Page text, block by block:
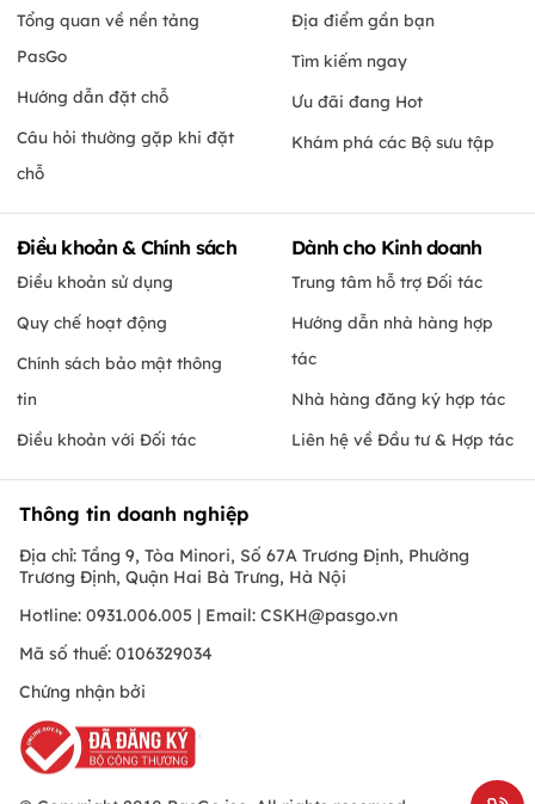
Tổng quan về nền tảng
PasGo
Hướng dẫn đặt chỗ
Câu hỏi thường gặp khi đặt
chỗ
Địa điểm gần bạn
Tìm kiếm ngay
Ưu đãi đang Hot
Khám phá các Bộ sưu tập
Điều khoản & Chính sách
Điều khoản sử dụng
Quy chế hoạt động
Chính sách bảo mật thông
tin
Điều khoản với Đối tác
Dành cho Kinh doanh
Trung tâm hỗ trợ Đối tác
Hướng dẫn nhà hàng hợp
tác
Nhà hàng đăng ký hợp tác
Liên hệ về Đầu tư & Hợp tác
Thông tin doanh nghiệp
Địa chỉ: Tầng 9, Tòa Minori, Số 67A Trương Định, Phường
Trương Định, Quận Hai Bà Trưng, Hà Nội
Hotline: 0931.006.005 | Email: CSKH@pasgo.vn
Mã số thuế: 0106329034
Chứng nhận bởi